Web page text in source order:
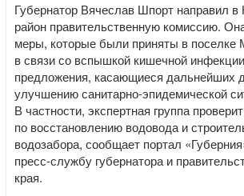
Губернатор Вячеслав Шпорт направил в
район правительственную комиссию.
меры, которые были приняты в поселке
в связи со вспышкой кишечной
предложения, касающиеся дальнейших
улучшению санитарно-эпидемической
В частности, экспертная группа
по восстановлению водовода и
водозабора, сообщает портал
пресс-службу губернатора и
края.